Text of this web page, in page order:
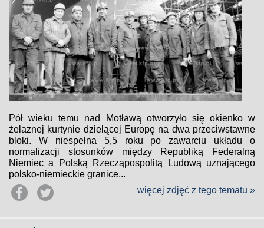
Pół wieku temu nad Motławą otworzyło się okienko w
żelaznej kurtynie dzielącej Europę na dwa przeciwstawne
bloki. W niespełna 5,5 roku po zawarciu układu o
normalizacji stosunków między Republiką Federalną
Niemiec a Polską Rzecząpospolitą Ludową uznającego
polsko-niemieckie granice...
więcej zdjęć z tego tematu »